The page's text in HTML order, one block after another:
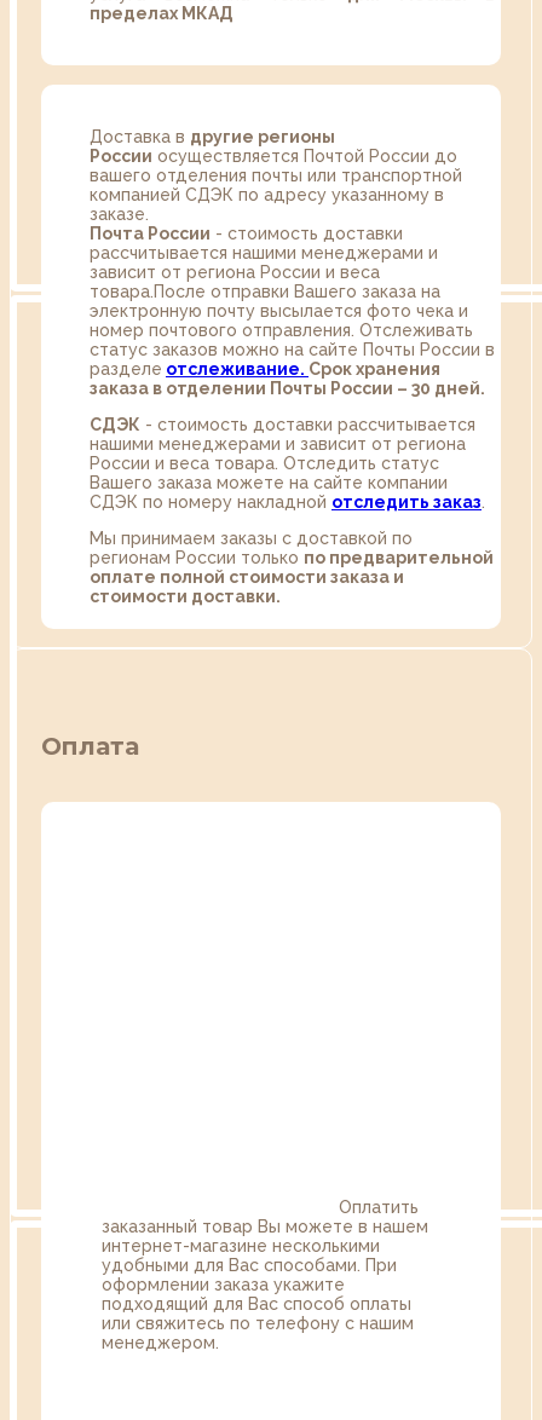
пределах МКАД
Доставка в другие регионы
России осуществляется Почтой России до
вашего отделения почты или транспортной
компанией СДЭК по адресу указанному в
заказе.
Почта России - стоимость доставки
рассчитывается нашими менеджерами и
зависит от региона России и веса
товара.После отправки Вашего заказа на
электронную почту высылается фото чека и
номер почтового отправления. Отслеживать
статус заказов можно на сайте Почты России в
разделе oтслеживание. Срок хранения
заказа в отделении Почты России – 30 дней.
СДЭК - стоимость доставки рассчитывается
нашими менеджерами и зависит от региона
России и веса товара. Отследить статус
Вашего заказа можете на сайте компании
СДЭК по номеру накладной отследить заказ
Мы принимаем заказы с доставкой по
регионам России только по предварительной
оплате полной стоимости заказа и
стоимости доставки.
Оплата
Оплатить
заказанный товар Вы можете в нашем
интернет-магазине несколькими
удобными для Вас способами. При
оформлении заказа укажите
подходящий для Вас способ оплаты
или свяжитесь по телефону с нашим
менеджером.